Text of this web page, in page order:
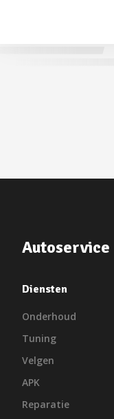
Autoservice
Diensten
Onderhoud
Tuning
Velgen
APK
Reparatie